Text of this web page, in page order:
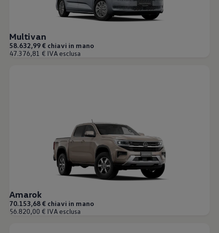
Multivan
58.632,99 € chiavi in mano
47.376,81 € IVA esclusa
Amarok
70.153,68 € chiavi in mano
56.820,00 € IVA esclusa